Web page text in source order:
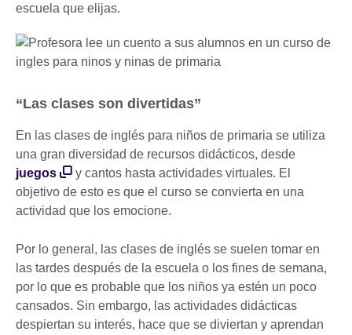
escuela que elijas.
“Las clases son divertidas”
En las clases de inglés para niños de primaria se utiliza
una gran diversidad de recursos didácticos, desde
juegos
y cantos hasta actividades virtuales. El
objetivo de esto es que el curso se convierta en una
actividad que los emocione.
Por lo general, las clases de inglés se suelen tomar en
las tardes después de la escuela o los fines de semana,
por lo que es probable que los niños ya estén un poco
cansados. Sin embargo, las actividades didácticas
despiertan su interés, hace que se diviertan y aprendan